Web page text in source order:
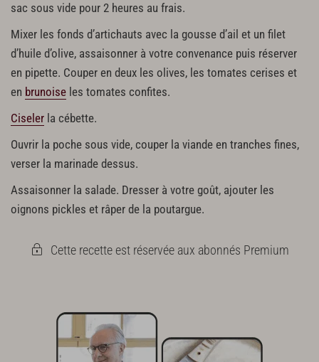
sac sous vide pour 2 heures au frais.
Mixer les fonds d’artichauts avec la gousse d’ail et un filet
d’huile d’olive, assaisonner à votre convenance puis réserver
en pipette. Couper en deux les olives, les tomates cerises et
en brunoise les tomates confites.
Ciseler la cébette.
Ouvrir la poche sous vide, couper la viande en tranches fines,
verser la marinade dessus.
Assaisonner la salade. Dresser à votre goût, ajouter les
oignons pickles et râper de la poutargue.
Cette recette est réservée aux abonnés Premium